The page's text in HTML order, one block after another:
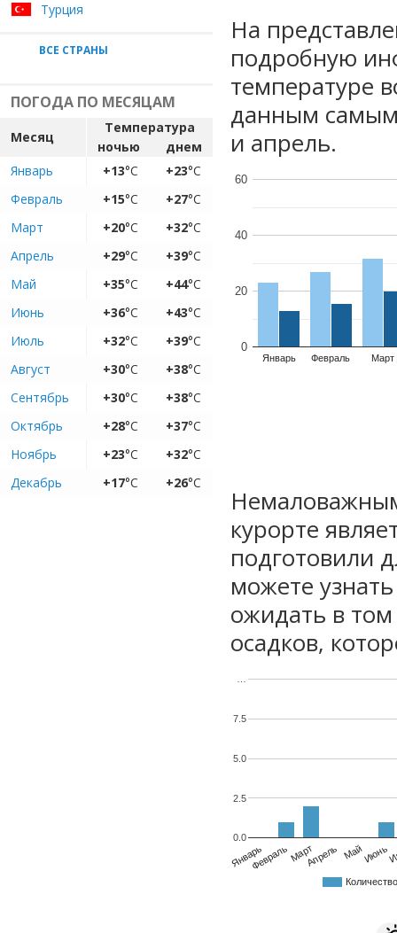
Турция
ВСЕ СТРАНЫ
ПОГОДА ПО МЕСЯЦАМ
Месяц
Температура
ночью
днем
Январь
+13°C +23°C
Февраль
+15°C +27°C
Март
+20°C +32°C
Апрель
+29°C +39°C
Май
+35°C +44°C
Июнь
+36°C +43°C
Июль
+32°C +39°C
Август
+30°C +38°C
Сентябрь
+30°C +38°C
Октябрь
+28°C +37°C
Ноябрь
+23°C +32°C
Декабрь
+17°C +26°C
На
подробную
температуре
данным
и апрель.
Январь Февраль Март
0
20
40
60
курорте
подготовили
можете
ожидать в
осадков,
ЯнварьФевральМартАпрель МайИюнь
0.0
2.5
5.0
7.5